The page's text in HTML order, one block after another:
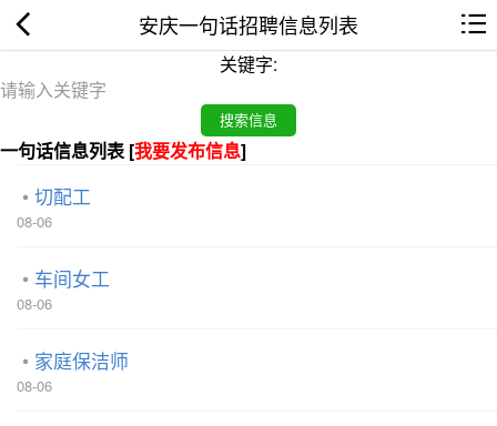
安庆一句话招聘信息列表
关键字:
一句话信息列表 [我要发布信息]
切配工
08-06
车间女工
08-06
家庭保洁师
08-06